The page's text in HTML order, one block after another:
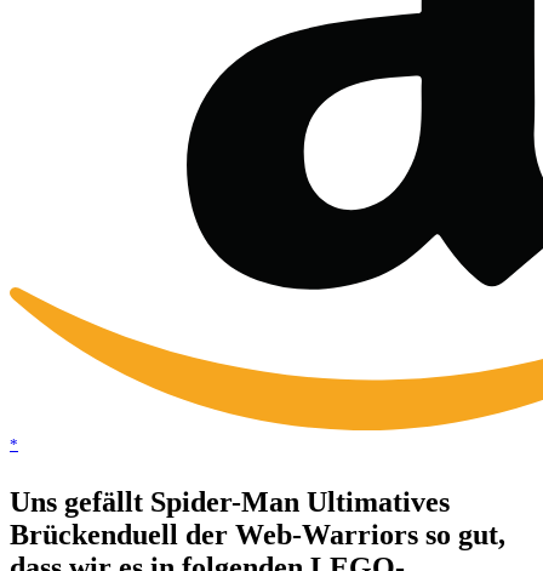
*
Uns gefällt Spider-Man Ultimatives
Brückenduell der Web-Warriors so gut,